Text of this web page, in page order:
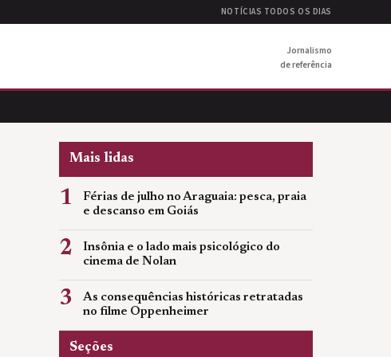
NOTÍCIAS TODOS OS DIAS
Jornalismo
de referência
Mais lidas
1
Férias de julho no Araguaia: pesca, praia
e descanso em Goiás
2
Insônia e o lado mais psicológico do
cinema de Nolan
3
As consequências históricas retratadas
no filme Oppenheimer
Seções